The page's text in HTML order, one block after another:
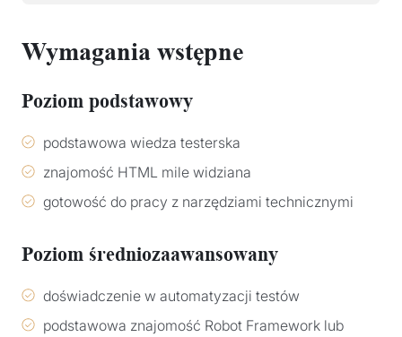
Wymagania wstępne
Poziom podstawowy
podstawowa wiedza testerska
znajomość HTML mile widziana
gotowość do pracy z narzędziami technicznymi
Poziom średniozaawansowany
doświadczenie w automatyzacji testów
podstawowa znajomość Robot Framework lub